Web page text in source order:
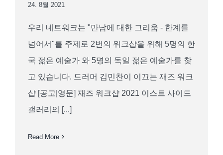
24. 8월 2021
우리 네트워크는 "만남에 대한 그리움 - 한계를
넘어서"를 주제로 2번의 워크샵을 위해 5명의 한
국 젊은 예술가 와 5명의 독일 젊은 예술가를 찾
고 있습니다. 드러머 김민찬이 이끄는 재즈 워크
샵 [공고|영문] 재즈 워크샵 2021 이스트 사이드
갤러리의 [...]
Read More